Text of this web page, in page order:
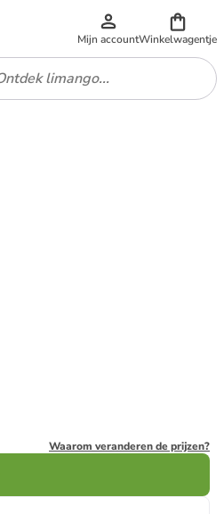
Mijn accountWinkelwagentje
Waarom veranderen de prijzen?